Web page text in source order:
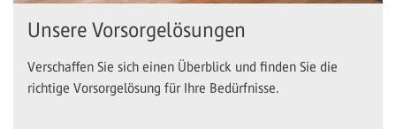
Unsere Vorsorgelösungen
Verschaffen Sie sich einen Überblick und finden Sie die
richtige Vorsorgelösung für Ihre Bedürfnisse.